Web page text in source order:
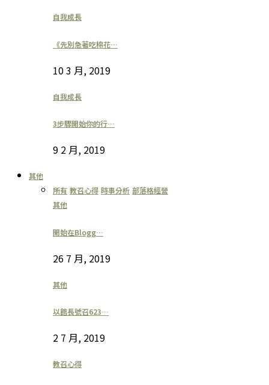
自我成長
《先別急著吃棉花…
10 3 月, 2019
自我成長
3步驟開始你的行…
9 2 月, 2019
其他
所有 教召心得 時事分析 部落格經營
其他
開始在Blogg…
26 7 月, 2019
其他
以館長號召623…
2 7 月, 2019
教召心得